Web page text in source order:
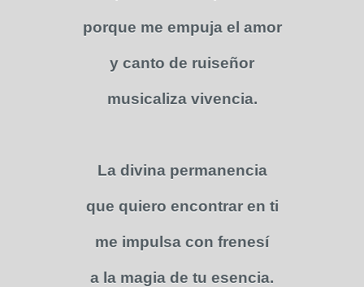
porque me empuja el amor
y canto de ruiseñor
musicaliza vivencia.
La divina permanencia
que quiero encontrar en ti
me impulsa con frenesí
a la magia de tu esencia.